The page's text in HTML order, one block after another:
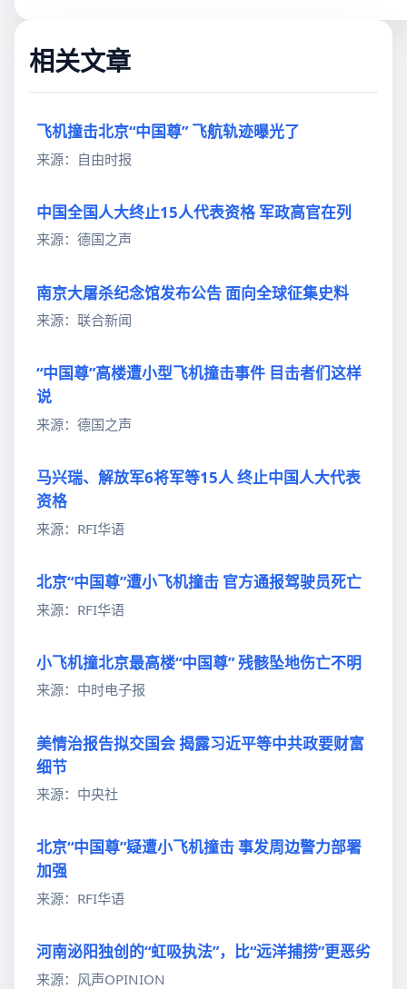
相关文章
飞机撞击北京“中国尊” 飞航轨迹曝光了
来源：自由时报
中国全国人大终止15人代表资格 军政高官在列
来源：德国之声
南京大屠杀纪念馆发布公告 面向全球征集史料
来源：联合新闻
“中国尊”高楼遭小型飞机撞击事件 目击者们这样
说
来源：德国之声
马兴瑞、解放军6将军等15人 终止中国人大代表
资格
来源：RFI华语
北京“中国尊”遭小飞机撞击 官方通报驾驶员死亡
来源：RFI华语
小飞机撞北京最高楼“中国尊” 残骸坠地伤亡不明
来源：中时电子报
美情治报告拟交国会 揭露习近平等中共政要财富
细节
来源：中央社
北京“中国尊”疑遭小飞机撞击 事发周边警力部署
加强
来源：RFI华语
河南泌阳独创的“虹吸执法”，比“远洋捕捞”更恶劣
来源：风声OPINION